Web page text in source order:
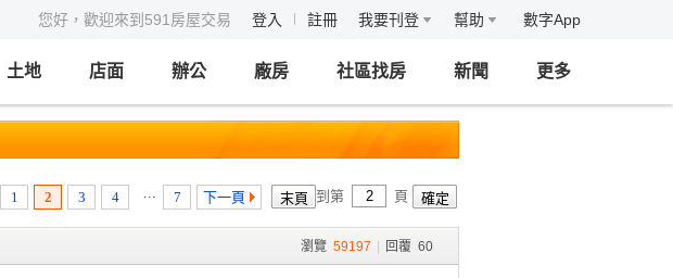
您好，歡迎來到591房屋交易 登入 註冊 我要刊登 幫助 數字App
土地 店面 辦公 廠房 社區找房 新聞 更多
1 2 3 4 ... 7 下一頁 到第 頁
瀏覽 59197 回覆 60